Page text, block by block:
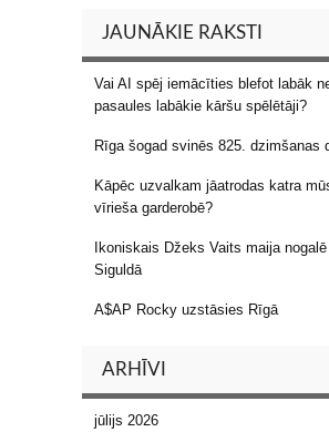
JAUNĀKIE RAKSTI
Vai AI spēj iemācīties blefot labāk
pasaules labākie kāršu spēlētāji?
Rīga šogad svinēs 825. dzimšanas
Kāpēc uzvalkam jāatrodas katra
vīrieša garderobē?
Ikoniskais Džeks Vaits maija
Siguldā
A$AP Rocky uzstāsies Rīgā
ARHĪVI
jūlijs 2026